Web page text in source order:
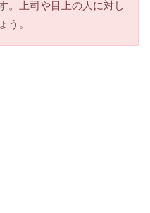
。上司や目上の人に対し
う。